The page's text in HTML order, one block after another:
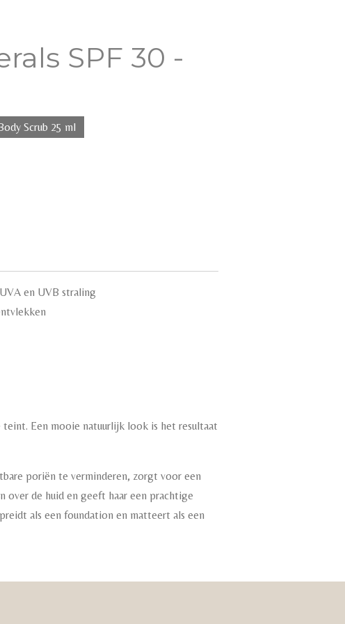
SPF 30 -
Scrub 25 ml
en UVB straling
Een mooie natuurlijk look is het resultaat
poriën te verminderen, zorgt voor een
de huid en geeft haar een prachtige
als een foundation en matteert als een